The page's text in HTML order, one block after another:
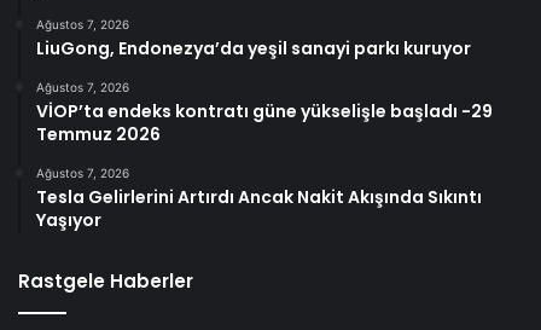
Ağustos 7, 2026
LiuGong, Endonezya’da yeşil sanayi parkı kuruyor
Ağustos 7, 2026
VİOP’ta endeks kontratı güne yükselişle başladı -29
Temmuz 2026
Ağustos 7, 2026
Tesla Gelirlerini Artırdı Ancak Nakit Akışında Sıkıntı
Yaşıyor
Rastgele Haberler